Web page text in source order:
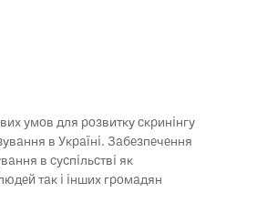
умов для розвитку скринінгу
в Україні. Забезпечення
в суспільстві як
так і інших громадян